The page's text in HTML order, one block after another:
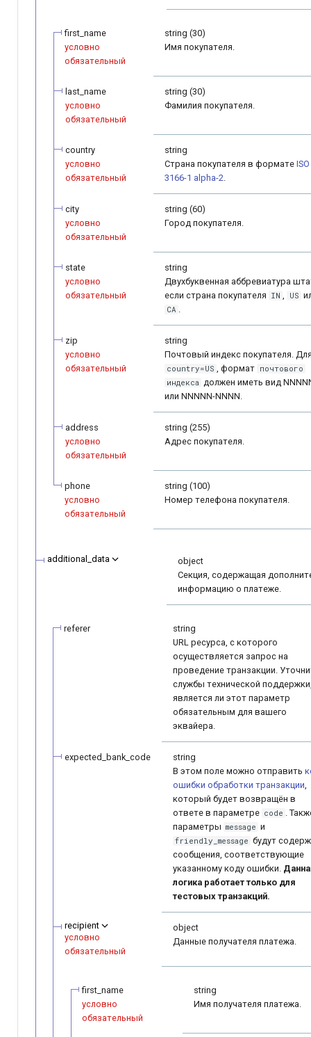
first_name
условно
обязательный
string (30)
Имя покупателя.
last_name
условно
обязательный
string (30)
Фамилия покупателя.
country
условно
обязательный
string
Страна покупателя в формате ISO
3166-1 alpha-2
city
условно
обязательный
string (60)
Город покупателя.
state
условно
обязательный
string
Двухбуквенная аббревиатура
если страна покупателя IN US
CA
zip
условно
обязательный
string
Почтовый индекс покупателя.
country=US , формат почтового
индекса должен иметь вид
или NNNNN-NNNN.
address
условно
обязательный
string (255)
Адрес покупателя.
phone
условно
обязательный
string (100)
Номер телефона покупателя.
additional_data
object
Секция, содержащая
информацию о платеже.
referer
string
URL ресурса, с которого
осуществляется запрос на
проведение транзакции.
службы технической
является ли этот параметр
обязательным для вашего
эквайера.
expected_bank_code
string
В этом поле можно отправить
ошибки обработки транзакции
который будет возвращён в
ответе в параметре code
.
параметры message и
friendly_message будут
сообщения, соответствующие
указанному коду ошибки.
логика работает только для
тестовых транзакций.
recipient
условно
обязательный
object
Данные получателя платежа.
first_name
условно
обязательный
string
Имя получателя платежа.